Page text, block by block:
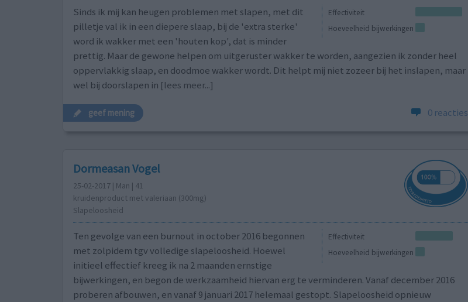
Effectiviteit
Hoeveelheid bijwerkingen
Sinds ik mij kan heugen problemen met slapen, met dit
pilletje val ik in een diepere slaap, bij de 'extra sterke'
word ik wakker met een 'houten kop', dat is minder
prettig. Maar de gewone helpen om uitgeruster wakker te worden, aangezien ik zonder heel
oppervlakkig slaap, en doodmoe wakker wordt. Dit helpt mij niet zozeer bij het inslapen, maar
wel bij doorslapen in [lees meer...]
geef mening 0 reacties
Dormeasan Vogel
25-02-2017 | Man | 41
kruidenproduct met valeriaan (300mg)
Slapeloosheid
Effectiviteit
Hoeveelheid bijwerkingen
Ten gevolge van een burnout in october 2016 begonnen
met zolpidem tgv volledige slapeloosheid. Hoewel
initieel effectief kreeg ik na 2 maanden ernstige
bijwerkingen, en begon de werkzaamheid hiervan erg te verminderen. Vanaf december 2016
proberen afbouwen, en vanaf 9 januari 2017 helemaal gestopt. Slapeloosheid opnieuw